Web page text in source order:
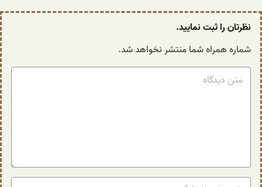
نظرتان را ثبت نمایید.
شماره همراه شما منتشر نخواهد شد.